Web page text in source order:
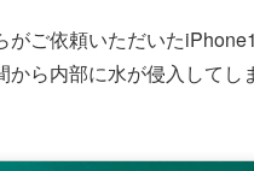
がご依頼いただいた
から内部に水が侵入してし